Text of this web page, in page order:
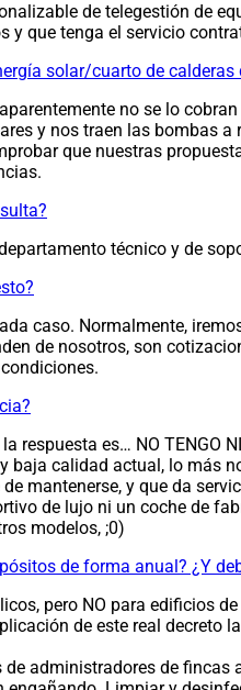
de telegestión de
y que tenga el servicio
solar/cuarto de
no se lo
y nos traen las bombas
que nuestras
técnico y de
caso. Normalmente,
de nosotros, son
respuesta es… NO
baja calidad actual, lo más
mantenerse, y que da
de lujo ni un coche de
modelos, ;0)
de forma anual? ¿Y
pero NO para edificios
de este real
administradores de